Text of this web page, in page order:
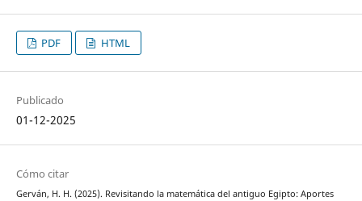
PDF HTML
Publicado
01-12-2025
Cómo citar
Gerván, H. H. (2025). Revisitando la matemática del antiguo Egipto: Aportes